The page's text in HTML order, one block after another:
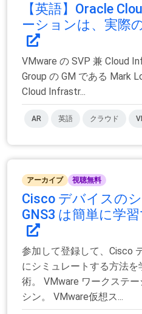
【英語】Oracle
ーションは、実際
VMware の SVP 兼 Cloud
Group の GM である Mark
Cloud Infrastr...
AR 英語 クラウド
アーカイブ 視聴無料
Cisco デバイスの
GNS3 は簡単に学
参加して登録して、Cisco
にシミュレートする方法
術。 VMware ワークステ
シン。 VMware仮想ス...